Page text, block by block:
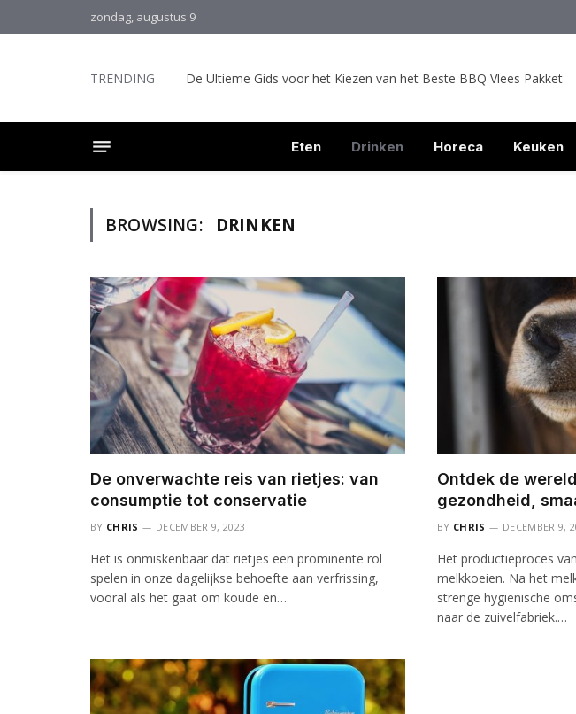
zondag, augustus 9
TRENDING De Ultieme Gids voor het Kiezen van het Beste BBQ Vlees Pakket
Eten Drinken Horeca Keuken
BROWSING: DRINKEN
De onverwachte reis van rietjes: van
consumptie tot conservatie
BY CHRIS DECEMBER 9, 2023
Het is onmiskenbaar dat rietjes een prominente rol
spelen in onze dagelijkse behoefte aan verfrissing,
vooral als het gaat om koude en…
Ontdek de
gezondheid,
BY CHRIS DECEMBER 9,
Het productieproces
melkkoeien. Na het
strenge hygiënische
naar de zuivelfabriek.…